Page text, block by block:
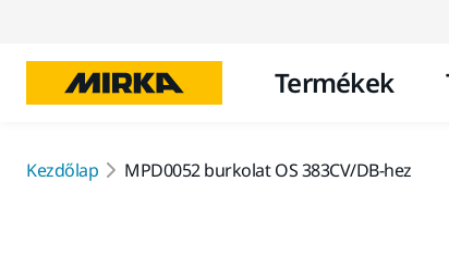
Termékek
Kezdőlap MPD0052 burkolat OS 383CV/DB-hez